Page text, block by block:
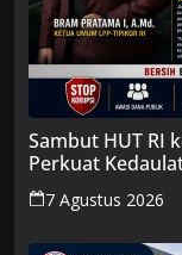
Sambut HUT RI
Perkuat
7 Agustus 2026